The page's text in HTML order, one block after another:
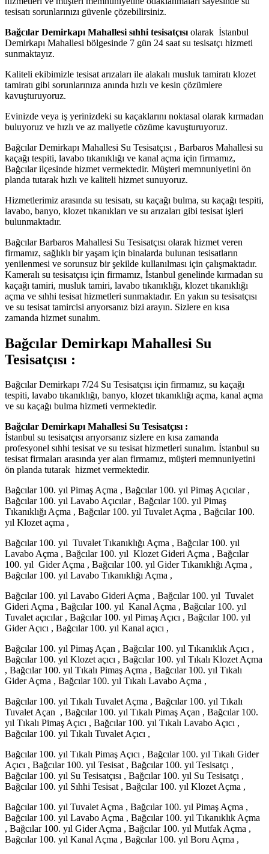
tesisatı sorunlarınızı güvenle çözebilirsiniz.
Bağcılar Demirkapı Mahallesi sıhhi tesisatçısı olarak İstanbul
Demirkapı Mahallesi bölgesinde 7 gün 24 saat su tesisatçı hizmeti
sunmaktayız.
Kaliteli ekibimizle tesisat arızaları ile alakalı musluk tamiratı klozet
tamiratı gibi sorunlarınıza anında hızlı ve kesin çözümlere
kavuşturuyoruz.
Evinizde veya iş yerinizdeki su kaçaklarını noktasal olarak kırmadan
buluyoruz ve hızlı ve az maliyetle cözüme kavuşturuyoruz.
Bağcılar Demirkapı Mahallesi Su Tesisatçısı , Barbaros Mahallesi su
kaçağı tespiti, lavabo tıkanıklığı ve kanal açma için firmamız,
Bağcılar ilçesinde hizmet vermektedir. Müşteri memnuniyetini ön
planda tutarak hızlı ve kaliteli hizmet sunuyoruz.
Hizmetlerimiz arasında su tesisatı, su kaçağı bulma, su kaçağı tespiti,
lavabo, banyo, klozet tıkanıkları ve su arızaları gibi tesisat işleri
bulunmaktadır.
Bağcılar Barbaros Mahallesi Su Tesisatçısı olarak hizmet veren
firmamız, sağlıklı bir yaşam için binalarda bulunan tesisatların
yenilenmesi ve sorunsuz bir şekilde kullanılması için çalışmaktadır.
Kameralı su tesisatçısı için firmamız, İstanbul genelinde kırmadan su
kaçağı tamiri, musluk tamiri, lavabo tıkanıklığı, klozet tıkanıklığı
açma ve sıhhi tesisat hizmetleri sunmaktadır. En yakın su tesisatçısı
ve su tesisat tamircisi arıyorsanız bizi arayın. Sizlere en kısa
zamanda hizmet sunalım.
Bağcılar Demirkapı Mahallesi Su
Tesisatçısı :
Bağcılar Demirkapı 7/24 Su Tesisatçısı için firmamız, su kaçağı
tespiti, lavabo tıkanıklığı, banyo, klozet tıkanıklığı açma, kanal açma
ve su kaçağı bulma hizmeti vermektedir.
Bağcılar Demirkapı Mahallesi Su Tesisatçısı :
İstanbul su tesisatçısı arıyorsanız sizlere en kısa zamanda
profesyonel sıhhi tesisat ve su tesisat hizmetleri sunalım. İstanbul su
tesisat firmaları arasında yer alan firmamız, müşteri memnuniyetini
ön planda tutarak hizmet vermektedir.
Bağcılar 100. yıl Pimaş Açma , Bağcılar 100. yıl Pimaş Açıcılar ,
Bağcılar 100. yıl Lavabo Açıcılar , Bağcılar 100. yıl Pimaş
Tıkanıklığı Açma , Bağcılar 100. yıl Tuvalet Açma , Bağcılar 100.
yıl Klozet açma ,
Bağcılar 100. yıl Tuvalet Tıkanıklığı Açma , Bağcılar 100. yıl
Lavabo Açma , Bağcılar 100. yıl Klozet Gideri Açma , Bağcılar
100. yıl Gider Açma , Bağcılar 100. yıl Gider Tıkanıklığı Açma ,
Bağcılar 100. yıl Lavabo Tıkanıklığı Açma ,
Bağcılar 100. yıl Lavabo Gideri Açma , Bağcılar 100. yıl Tuvalet
Gideri Açma , Bağcılar 100. yıl Kanal Açma , Bağcılar 100. yıl
Tuvalet açıcılar , Bağcılar 100. yıl Pimaş Açıcı , Bağcılar 100. yıl
Gider Açıcı , Bağcılar 100. yıl Kanal açıcı ,
Bağcılar 100. yıl Pimaş Açan , Bağcılar 100. yıl Tıkanıklık Açıcı ,
Bağcılar 100. yıl Klozet açıcı , Bağcılar 100. yıl Tıkalı Klozet Açma
, Bağcılar 100. yıl Tıkalı Pimaş Açma , Bağcılar 100. yıl Tıkalı
Gider Açma , Bağcılar 100. yıl Tıkalı Lavabo Açma ,
Bağcılar 100. yıl Tıkalı Tuvalet Açma , Bağcılar 100. yıl Tıkalı
Tuvalet Açan , Bağcılar 100. yıl Tıkalı Pimaş Açan , Bağcılar 100.
yıl Tıkalı Pimaş Açıcı , Bağcılar 100. yıl Tıkalı Lavabo Açıcı ,
Bağcılar 100. yıl Tıkalı Tuvalet Açıcı ,
Bağcılar 100. yıl Tıkalı Pimaş Açıcı , Bağcılar 100. yıl Tıkalı Gider
Açıcı , Bağcılar 100. yıl Tesisat , Bağcılar 100. yıl Tesisatçı ,
Bağcılar 100. yıl Su Tesisatçısı , Bağcılar 100. yıl Su Tesisatçı ,
Bağcılar 100. yıl Sıhhi Tesisat , Bağcılar 100. yıl Klozet Açma ,
Bağcılar 100. yıl Tuvalet Açma , Bağcılar 100. yıl Pimaş Açma ,
Bağcılar 100. yıl Lavabo Açma , Bağcılar 100. yıl Tıkanıklık Açma
, Bağcılar 100. yıl Gider Açma , Bağcılar 100. yıl Mutfak Açma ,
Bağcılar 100. yıl Kanal Açma , Bağcılar 100. yıl Boru Açma ,